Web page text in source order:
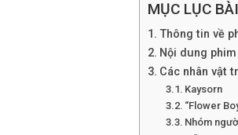
MỤC LỤC
Thông tin về
Nội dung
Các nhân vật
Kaysorn
“Flower
Nhóm